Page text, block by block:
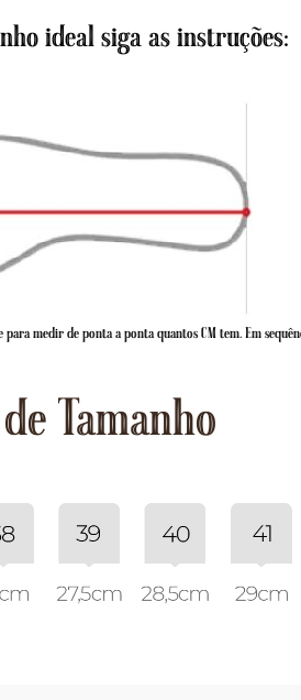
ideal siga as instruções:
medir de ponta a ponta quantos CM tem. Em
Tamanho